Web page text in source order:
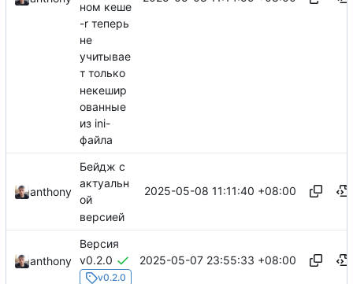
ном кеше
-r теперь
не
учитывае
т только
некешир
ованные
из ini-
файла
anthony
Бейдж с
актуальн
ой
версией
2025-05-08 11:11:40 +08:00
anthony
Версия
v0.2.0
v0.2.0
2025-05-07 23:55:33 +08:00